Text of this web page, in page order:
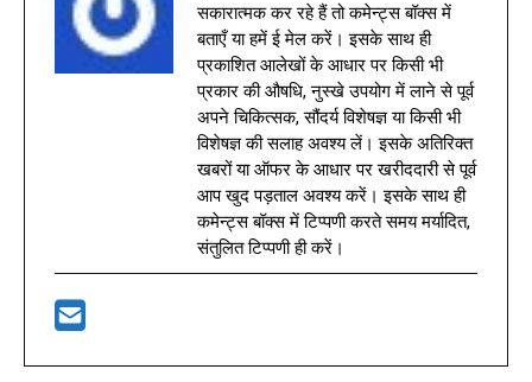
सकारात्मक कर रहे हैं तो कमेन्ट्स बॉक्स में
बताएँ या हमें ई मेल करें। इसके साथ ही
प्रकाशित आलेखों के आधार पर किसी भी
प्रकार की औषधि, नुस्खे उपयोग में लाने से पूर्व
अपने चिकित्सक, सौंदर्य विशेषज्ञ या किसी भी
विशेषज्ञ की सलाह अवश्य लें। इसके अतिरिक्त
खबरों या ऑफर के आधार पर खरीददारी से पूर्व
आप खुद पड़ताल अवश्य करें। इसके साथ ही
कमेन्ट्स बॉक्स में टिप्पणी करते समय मर्यादित,
संतुलित टिप्पणी ही करें।